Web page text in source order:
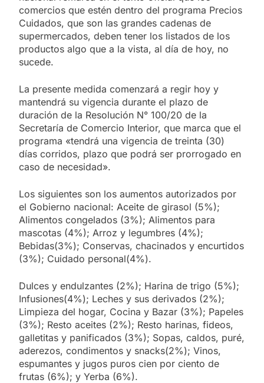
comercios que estén dentro del programa Precios
Cuidados, que son las grandes cadenas de
supermercados, deben tener los listados de los
productos algo que a la vista, al día de hoy, no
sucede.
La presente medida comenzará a regir hoy y
mantendrá su vigencia durante el plazo de
duración de la Resolución N° 100/20 de la
Secretaría de Comercio Interior, que marca que el
programa «tendrá una vigencia de treinta (30)
días corridos, plazo que podrá ser prorrogado en
caso de necesidad».
Los siguientes son los aumentos autorizados por
el Gobierno nacional: Aceite de girasol (5%);
Alimentos congelados (3%); Alimentos para
mascotas (4%); Arroz y legumbres (4%);
Bebidas(3%); Conservas, chacinados y encurtidos
(3%); Cuidado personal(4%).
Dulces y endulzantes (2%); Harina de trigo (5%);
Infusiones(4%); Leches y sus derivados (2%);
Limpieza del hogar, Cocina y Bazar (3%); Papeles
(3%); Resto aceites (2%); Resto harinas, fideos,
galletitas y panificados (3%); Sopas, caldos, puré,
aderezos, condimentos y snacks(2%); Vinos,
espumantes y jugos puros cien por ciento de
frutas (6%); y Yerba (6%).